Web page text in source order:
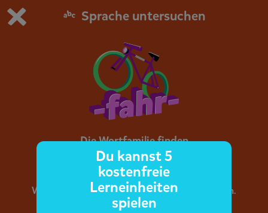
Du spielst die kostenfreie Testversion von scoyo.
Jetzt bestellen
0 1
Sprache untersuchen
Die Wortfamilie finden
Wortfamilien haben einen gemeinsamen
Wortstamm. Hier lernst du, diesen zu erkennen.
Du kannst 5
kostenfreie
Lerneinheiten
spielen